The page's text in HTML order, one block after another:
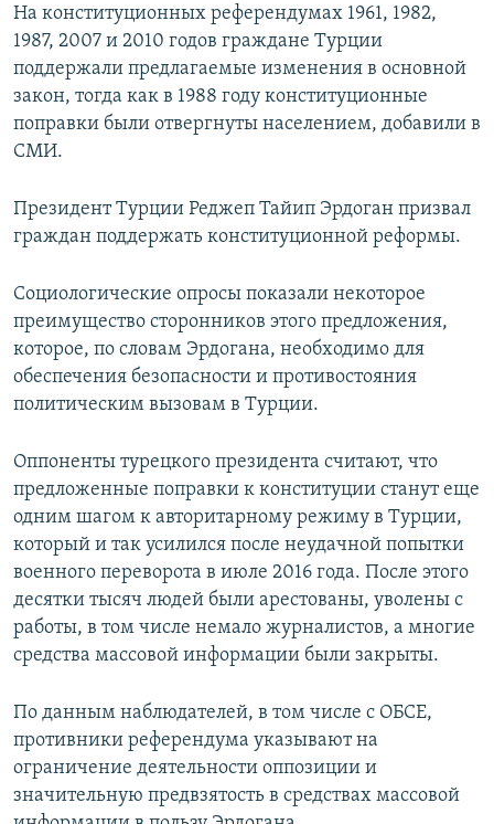
На конституционных референдумах 1961, 1982,
1987, 2007 и 2010 годов граждане Турции
поддержали предлагаемые изменения в основной
закон, тогда как в 1988 году конституционные
поправки были отвергнуты населением, добавили в
СМИ.
Президент Турции Реджеп Тайип Эрдоган призвал
граждан поддержать конституционной реформы.
Социологические опросы показали некоторое
преимущество сторонников этого предложения,
которое, по словам Эрдогана, необходимо для
обеспечения безопасности и противостояния
политическим вызовам в Турции.
Оппоненты турецкого президента считают, что
предложенные поправки к конституции станут еще
одним шагом к авторитарному режиму в Турции,
который и так усилился после неудачной попытки
военного переворота в июле 2016 года. После этого
десятки тысяч людей были арестованы, уволены с
работы, в том числе немало журналистов, а многие
средства массовой информации были закрыты.
По данным наблюдателей, в том числе с ОБСЕ,
противники референдума указывают на
ограничение деятельности оппозиции и
значительную предвзятость в средствах массовой